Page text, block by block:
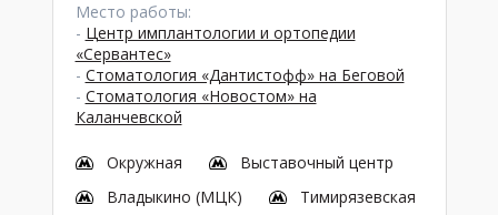
Место работы:
- Центр имплантологии и ортопедии
«Сервантес»
- Стоматология «Дантистофф» на Беговой
- Стоматология «Новостом» на
Каланчевской
Окружная
Выставочный центр
Владыкино (МЦК)
Тимирязевская